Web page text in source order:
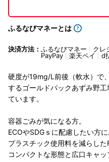
ふるなびマネーとは
決済方法： ふるなびマネー クレ
PayPay
楽天ペイ d
硬度が19mg/L前後（軟水）で
するゴールドパックあずみ野
ています。
容器ごみが気になる方。
ECOやSDGｓに配慮したい方に
プラスチック使用料を減らした
コンパクトな形態と広口キャ